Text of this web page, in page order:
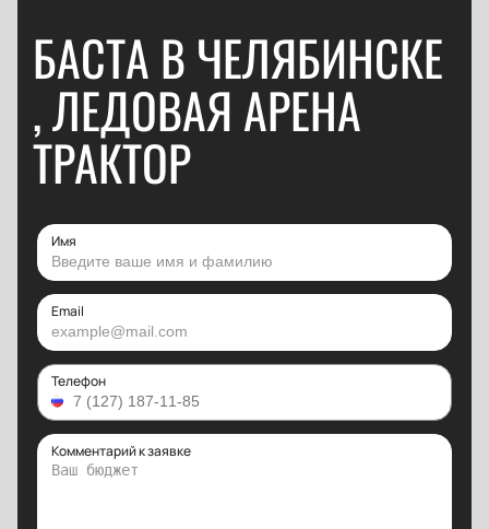
БАСТА В ЧЕЛЯБИНСКЕ
, ЛЕДОВАЯ АРЕНА
ТРАКТОР
Имя
Email
Телефон
Комментарий к заявке